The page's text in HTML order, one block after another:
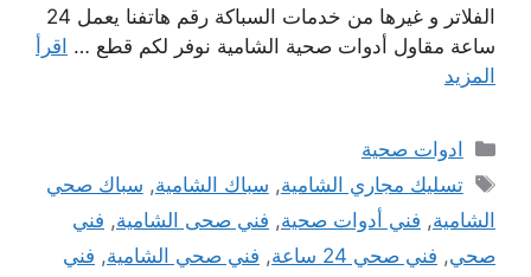
الفلاتر و غيرها من خدمات السباكة رقم هاتفنا يعمل 24
ساعة مقاول أدوات صحية الشامية نوفر لكم قطع … اقرأ
المزيد
التصنيفات
ادوات صحية
الوسوم
تسليك مجاري الشامية, سباك الشامية, سباك صحي
الشامية, فني أدوات صحية, فني صحى الشامية, فني
صحي, فني صحي 24 ساعة , فني صحي الشامية, فني